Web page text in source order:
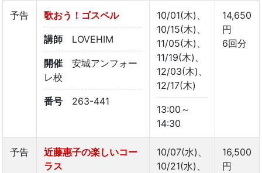
予告 歌おう！ゴスペル
講師 LOVEHIM
開催
安城アンフォー
レ校
番号 263-441
10/01(木)、
10/15(木)、
11/05(木)、
11/19(木)、
12/03(木)、
12/17(木)
13:00～
14:30
14,650
円
6回分
予告
近藤惠子の楽しいコー
ラス
10/07(水)、
10/21(水)、
16,500
円